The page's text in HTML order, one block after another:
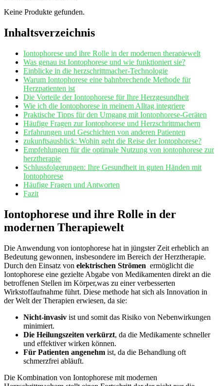
Keine Produkte gefunden.
Inhaltsverzeichnis
Iontophorese und ihre Rolle in ⁣der modernen therapiewelt
Was genau ist Iontophorese und wie funktioniert sie?
Einblicke in die‌ herzschrittmacher-Technologie
Warum Iontophorese eine bahnbrechende Methode für
Herzpatienten ist
Die⁣ Vorteile der Iontophorese für Ihre Herzgesundheit
Wie ich die Iontophorese in meinem Alltag⁣ integriere
Praktische Tipps für den Umgang mit Iontophorese-Geräten
Häufige Fragen zur Iontophorese und Herzschrittmachern
Erfahrungen und Geschichten von anderen Patienten
zukunftsausblick: Wohin geht‌ die‍ Reise der Iontophorese?
Empfehlungen für die⁢ optimale Nutzung von iontophorese zur
herztherapie
Schlussfolgerungen: Ihre Gesundheit in guten Händen mit
‌Iontophorese
Häufige Fragen und Antworten
Fazit
Iontophorese und ihre Rolle in der
⁣modernen Therapiewelt
Die Anwendung von iontophorese hat in jüngster Zeit erheblich⁢ an
Bedeutung gewonnen, ⁢insbesondere im Bereich der Herztherapie.
‍Durch ⁤den Einsatz von elektrischen Strömen ⁤ ermöglicht die
Iontophorese eine gezielte Abgabe von Medikamenten‍ direkt an die
betroffenen Stellen im Körper,was zu einer verbesserten
⁢Wirkstoffaufnahme führt. Diese methode hat sich als Innovation in
der Welt der Therapien erwiesen, da sie:
Nicht-invasiv ist und somit das⁣ Risiko von Nebenwirkungen
minimiert.
Die Heilungszeiten​ verkürzt, da die​ Medikamente schneller
und effektiver wirken können.
Für Patienten⁣ angenehm ist,⁣ da die Behandlung‍ oft
schmerzfrei abläuft.
Die Kombination von ⁣Iontophorese mit modernen